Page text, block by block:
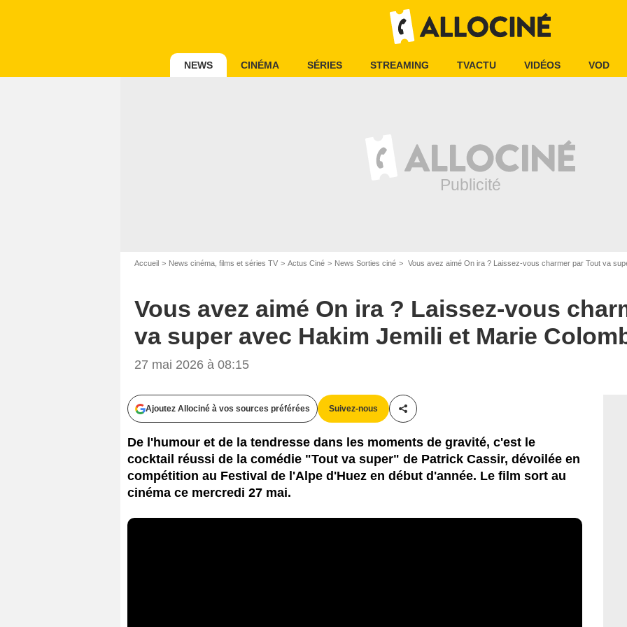
NEWS CINÉMA SÉRIES STREAMING TVACTU VIDÉOS VOD
Accueil News cinéma, films et séries TV Actus Ciné News Sorties ciné Vous avez aimé On ira ? Laissez-vous charmer par Tout va
Vous avez aimé On ira ? Laissez-vous
va super avec Hakim Jemili et Marie
27 mai 2026 à 08:15
Ajoutez Allociné à vos sources préférées Suivez-nous
Partager cet article
De l'humour et de la tendresse dans les moments de gravité, c'est le
cocktail réussi de la comédie "Tout va super" de Patrick Cassir, dévoilée en
compétition au Festival de l'Alpe d'Huez en début d'année. Le film sort au
cinéma ce mercredi 27 mai.